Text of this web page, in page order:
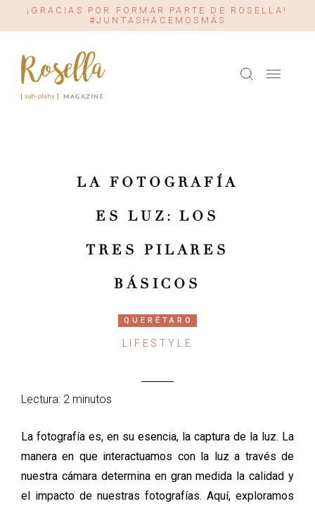
¡GRACIAS POR FORMAR PARTE DE ROSELLA!
#JUNTASHACEMOSMÁS
LA FOTOGRAFÍA
ES LUZ: LOS
TRES PILARES
BÁSICOS
QUERÉTARO
LIFESTYLE
Lectura: 2 minutos
La fotografía es, en su esencia, la captura de la luz. La
manera en que interactuamos con la luz a través de
nuestra cámara determina en gran medida la calidad y
el impacto de nuestras fotografías. Aquí, exploramos